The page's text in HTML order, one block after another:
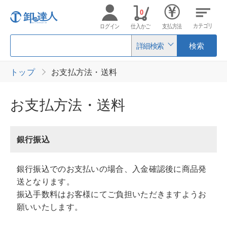
詳細検索 検索
ログイン 仕入かご
0
支払方法 カテゴリ
トップ お支払方法・送料
お支払方法・送料
銀行振込
銀行振込でのお支払いの場合、入金確認後に商品発
送となります。
振込手数料はお客様にてご負担いただきますようお
願いいたします。